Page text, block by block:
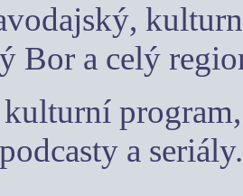
Bor a celý
a seriály.